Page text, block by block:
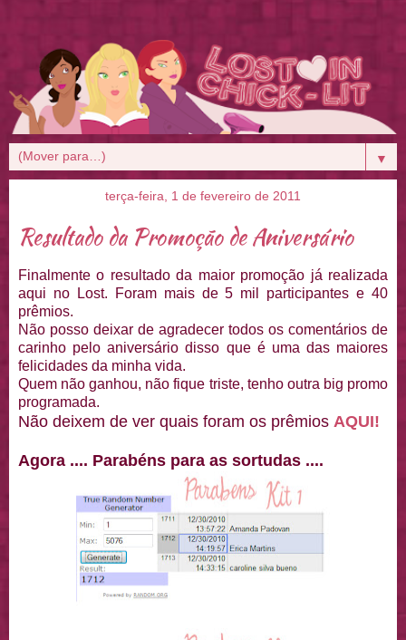
▼
terça-feira, 1 de fevereiro de 2011
Resultado da Promoção de Aniversário
Finalmente o resultado da maior promoção já realizada
aqui no Lost. Foram mais de 5 mil participantes e 40
prêmios.
Não posso deixar de agradecer todos os comentários de
carinho pelo aniversário disso que é uma das maiores
felicidades da minha vida.
Quem não ganhou, não fique triste, tenho outra big promo
programada.
Não deixem de ver quais foram os prêmios AQUI!
Agora .... Parabéns para as sortudas ....